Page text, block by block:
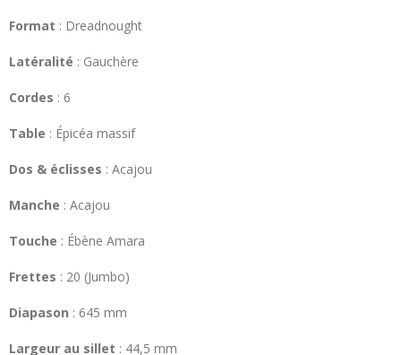
Format : Dreadnought
Latéralité : Gauchère
Cordes : 6
Table : Épicéa massif
Dos & éclisses : Acajou
Manche : Acajou
Touche : Ébène Amara
Frettes : 20 (Jumbo)
Diapason : 645 mm
Largeur au sillet : 44,5 mm